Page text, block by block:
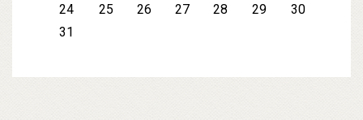
24
25 26 27 28 29
30
31